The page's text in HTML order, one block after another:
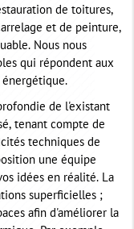
de toitures,
et de peinture,
Nous nous
qui répondent aux
énergétique.
de l'existant
tenant compte de
techniques de
une équipe
idées en réalité. La
superficielles ;
afin d'améliorer la